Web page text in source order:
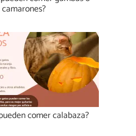
camarones?
comer calabaza?